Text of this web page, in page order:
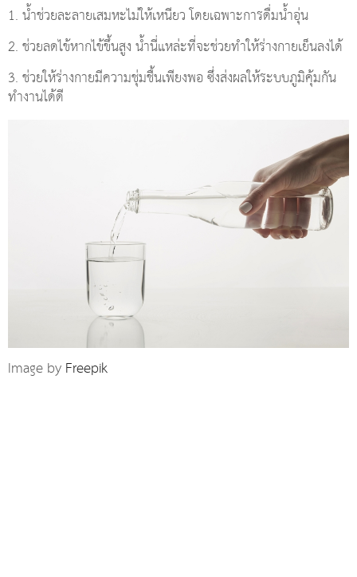
1. น้ำช่วยละลายเสมหะไม่ให้เหนียว โดยเฉพาะการดื่มน้ำอุ่น
2. ช่วยลดไข้หากไข้ขึ้นสูง น้ำนี่แหล่ะที่จะช่วยทำให้ร่างกายเย็นลงได้
3. ช่วยให้ร่างกายมีความชุ่มชื้นเพียงพอ ซึ่งส่งผลให้ระบบภูมิคุ้มกัน
ทำงานได้ดี
Image byFreepik